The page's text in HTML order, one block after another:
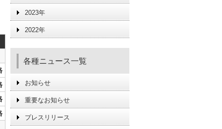
2023年
2022年
各種ニュース一覧
お知らせ
重要なお知らせ
プレスリリース